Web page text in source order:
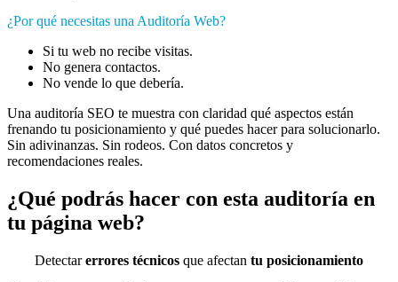
¿Por qué necesitas una Auditoría Web?
Si tu web no recibe visitas.
No genera contactos.
No vende lo que debería.
Una auditoría SEO te muestra con claridad qué aspectos están
frenando tu posicionamiento y qué puedes hacer para solucionarlo.
Sin adivinanzas. Sin rodeos. Con datos concretos y
recomendaciones reales.
¿Qué podrás hacer con esta auditoría en
tu página web?
Detectarerrores técnicos que afectan tu posicionamiento